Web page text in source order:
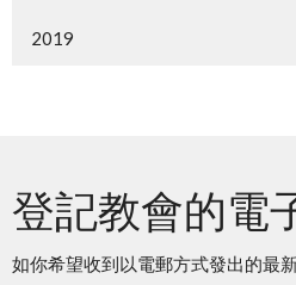
2019
登記教會的電
如你希望收到以電郵方式發出的最